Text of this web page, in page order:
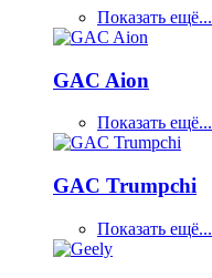
Показать ещё...
GAC Aion
Показать ещё...
GAC Trumpchi
Показать ещё...